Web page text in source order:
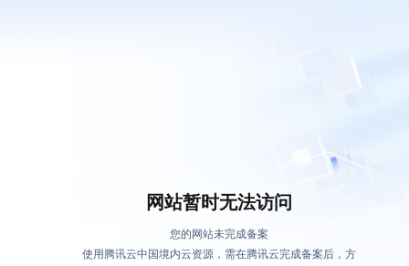
网站暂时无法访问
您的网站未完成备案
使用腾讯云中国境内云资源，需在腾讯云完成备案后，方